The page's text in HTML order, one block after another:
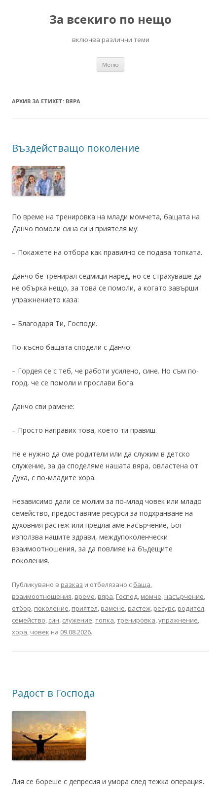
За всекиго по нещо
включва различни теми
Меню
АРХИВ ЗА ЕТИКЕТ: ВЯРА
Въздействащо поколение
По време на тренировка на млади момчета, бащата на
Данчо помоли сина си и приятеля му:
– Покажете на отбора как правилно се подава топката.
Данчо бе тренирал седмици наред, но се страхуваше да
не обърка нещо, за това се помоли, а когато завърши
упражнението каза:
– Благодаря Ти, Господи.
По-късно бащата сподели с Данчо:
– Гордея се с теб, че работи усилено, сине. Но съм по-
горд, че се помоли и прослави Бога.
Данчо сви рамене:
– Просто направих това, което ти правиш.
Не е нужно да сме родители или да служим в детско
служение, за да споделяме нашата вяра, овластена от
Духа, с по-младите хора.
Независимо дали се молим за по-млад човек или младо
семейство, предоставяме ресурси за подхранване на
духовния растеж или предлагаме насърчение, Бог
използва нашите здрави, междупоколенчески
взаимоотношения, за да повлияе на бъдещите
поколения.
Публикувано в разказ и отбелязано с баща,
взаимоотношения, време, вяра, Господ, момче, насърчение,
отбор, поколение, приятел, рамене, растеж, ресурс, родител,
семейство, син, служение,топка,тренировка,упражнение,
хора, човек на 09.08.2026.
Радост в Господа
Лия се бореше с депресия и умора след тежка операция.